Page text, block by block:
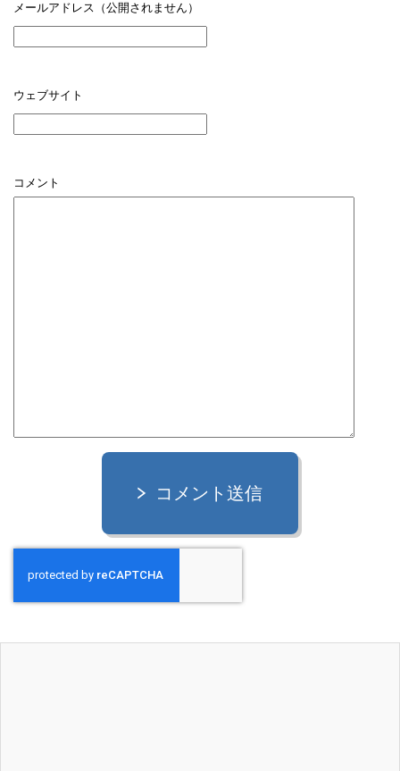
メールアドレス（公開されません）
ウェブサイト
コメント
コメント送信